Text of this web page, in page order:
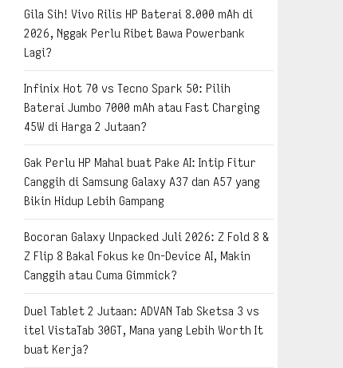
Gila Sih! Vivo Rilis HP Baterai 8.000 mAh di
2026, Nggak Perlu Ribet Bawa Powerbank
Lagi?
Infinix Hot 70 vs Tecno Spark 50: Pilih
Baterai Jumbo 7000 mAh atau Fast Charging
45W di Harga 2 Jutaan?
Gak Perlu HP Mahal buat Pake AI: Intip Fitur
Canggih di Samsung Galaxy A37 dan A57 yang
Bikin Hidup Lebih Gampang
Bocoran Galaxy Unpacked Juli 2026: Z Fold 8 &
Z Flip 8 Bakal Fokus ke On-Device AI, Makin
Canggih atau Cuma Gimmick?
Duel Tablet 2 Jutaan: ADVAN Tab Sketsa 3 vs
itel VistaTab 30GT, Mana yang Lebih Worth It
buat Kerja?